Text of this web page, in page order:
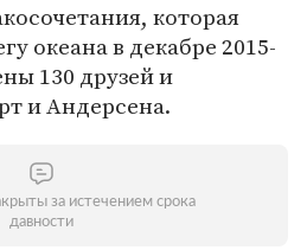
которая
океана в декабре 2015-
130 друзей и
и Андерсена.
за истечением срока
давности